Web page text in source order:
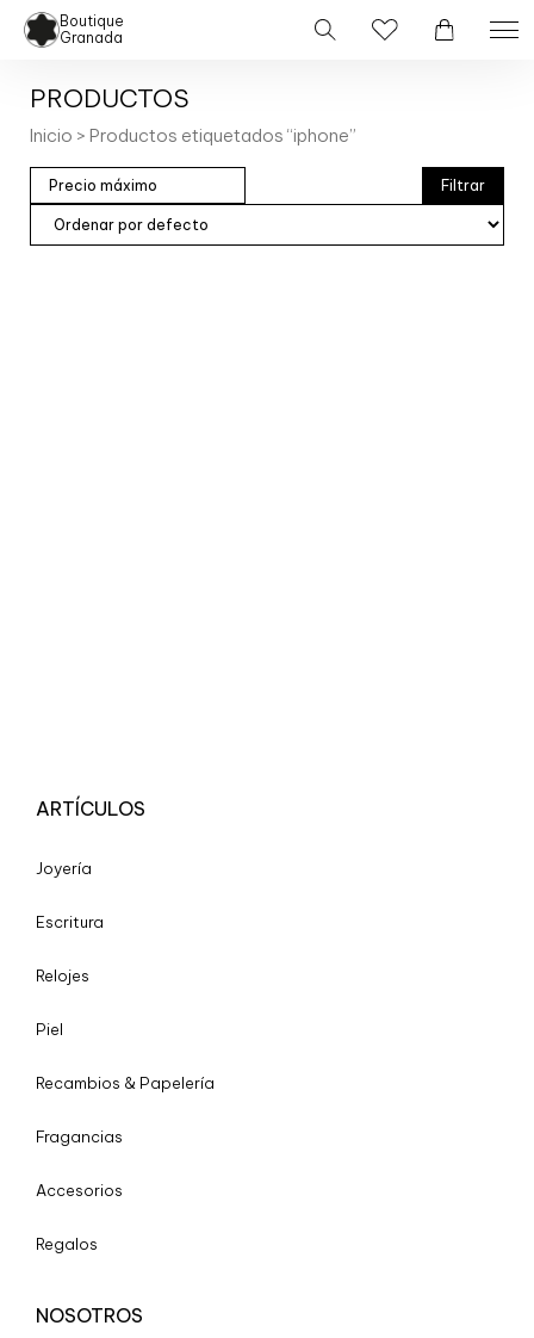
Boutique
Granada
PRODUCTOS
Inicio > Productos etiquetados “iphone”
Filtrar
ARTÍCULOS
Joyería
Escritura
Relojes
Piel
Recambios & Papelería
Fragancias
Accesorios
Regalos
NOSOTROS